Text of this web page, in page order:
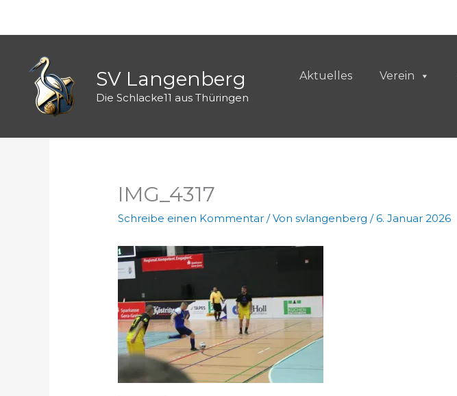
SV Langenberg
Die Schlacke11 aus Thüringen
Aktuelles Verein
IMG_4317
Schreibe einen Kommentar / Vonsvlangenberg/6. Januar 2026